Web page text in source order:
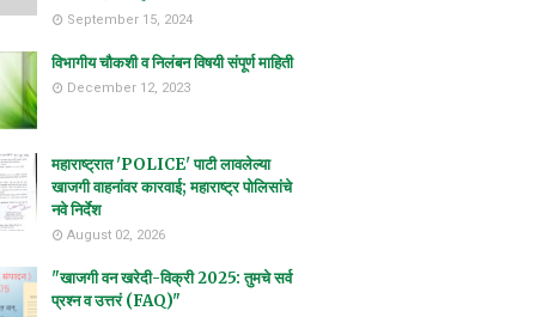
September 15, 2024
विभागीय चौकशी व निलंबन विषयी संपूर्ण माहिती
December 12, 2023
महाराष्ट्रात 'POLICE' पाटी लावलेल्या
खाजगी वाहनांवर कारवाई; महाराष्ट्र पोलिसांचे
नवे निर्देश
August 02, 2026
"खाजगी वन खरेदी-विक्री 2025: तुमचे सर्व
प्रश्न व उत्तरं (FAQ)"